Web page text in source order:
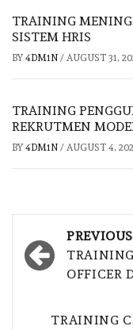
TRAINING
SISTEM HRIS
BY 4DM1N / AUGUST 31,
TRAINING
REKRUTMEN
BY 4DM1N / AUGUST 4,
Post
navigation
PREVIOUS
OFFICER
TRAINING